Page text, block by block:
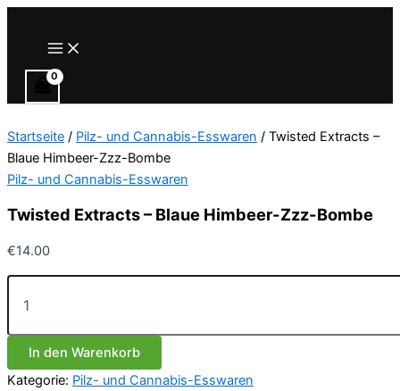
Main
Menu
Startseite / Pilz- und Cannabis-Esswaren / Twisted Extracts –
Blaue Himbeer-Zzz-Bombe
Pilz- und Cannabis-Esswaren
Twisted Extracts – Blaue Himbeer-Zzz-Bombe
€14.00
Twisted
Extracts
Blaue
Himbeer-
Zzz-
In den Warenkorb
Kategorie: Pilz- und Cannabis-Esswaren